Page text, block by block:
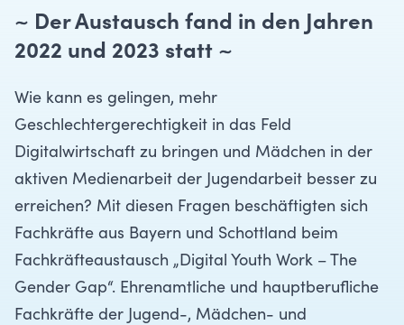
~ Der Austausch fand in den Jahren
2022 und 2023 statt ~
Wie kann es gelingen, mehr
Geschlechtergerechtigkeit in das Feld
Digitalwirtschaft zu bringen und Mädchen in der
aktiven Medienarbeit der Jugendarbeit besser zu
erreichen? Mit diesen Fragen beschäftigten sich
Fachkräfte aus Bayern und Schottland beim
Fachkräfteaustausch „Digital Youth Work – The
Gender Gap“. Ehrenamtliche und hauptberufliche
Fachkräfte der Jugend-, Mädchen- und